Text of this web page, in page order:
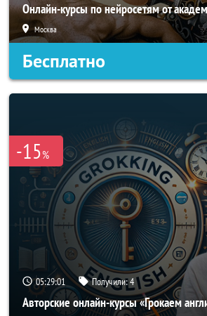
Онлайн-курсы по нейросетям от
Москва
Бесплатно
-15%
05:28:59 Получили:4
Авторские онлайн-курсы «Грокаем